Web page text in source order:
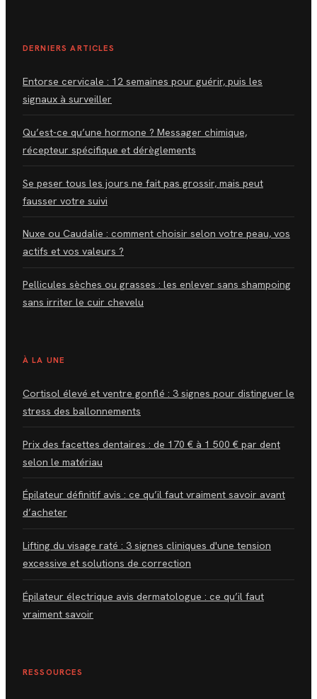
DERNIERS ARTICLES
Entorse cervicale : 12 semaines pour guérir, puis les
signaux à surveiller
Qu’est-ce qu’une hormone ? Messager chimique,
récepteur spécifique et dérèglements
Se peser tous les jours ne fait pas grossir, mais peut
fausser votre suivi
Nuxe ou Caudalie : comment choisir selon votre peau, vos
actifs et vos valeurs ?
Pellicules sèches ou grasses : les enlever sans shampoing
sans irriter le cuir chevelu
À LA UNE
Cortisol élevé et ventre gonflé : 3 signes pour distinguer le
stress des ballonnements
Prix des facettes dentaires : de 170 € à 1 500 € par dent
selon le matériau
Épilateur définitif avis : ce qu’il faut vraiment savoir avant
d’acheter
Lifting du visage raté : 3 signes cliniques d'une tension
excessive et solutions de correction
Épilateur électrique avis dermatologue : ce qu’il faut
vraiment savoir
RESSOURCES